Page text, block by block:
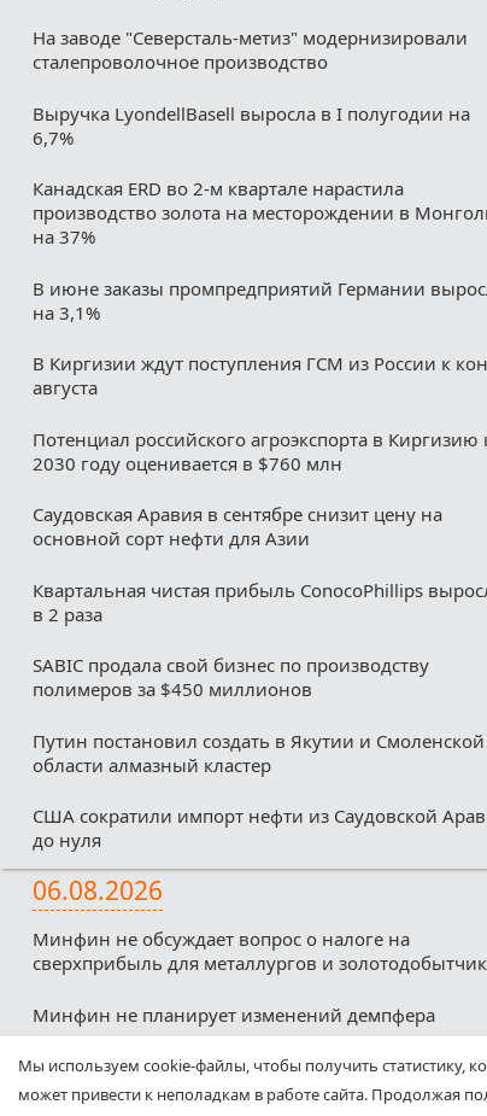
На заводе "Северсталь-метиз" модернизировали
сталепроволочное производство
Выручка LyondellBasell выросла в I полугодии на
6,7%
Канадская ERD во 2-м квартале нарастила
производство золота на месторождении в
на 37%
В июне заказы промпредприятий Германии
на 3,1%
В Киргизии ждут поступления ГСМ из России к
августа
Потенциал российского агроэкспорта в Киргизию
2030 году оценивается в $760 млн
Саудовская Аравия в сентябре снизит цену на
основной сорт нефти для Азии
Квартальная чистая прибыль ConocoPhillips
в 2 раза
SABIC продала свой бизнес по производству
полимеров за $450 миллионов
Путин постановил создать в Якутии и Смоленской
области алмазный кластер
США сократили импорт нефти из Саудовской
до нуля
06.08.2026
Минфин не обсуждает вопрос о налоге на
сверхприбыль для металлургов и
Минфин не планирует изменений демпфера
Минфин против любых налоговых льгот для
нефтекомпаний из-за дефицитного бюджета
Мы используем cookie-файлы, чтобы получить статистику,
может привести к неполадкам в работе сайта. Продолжая